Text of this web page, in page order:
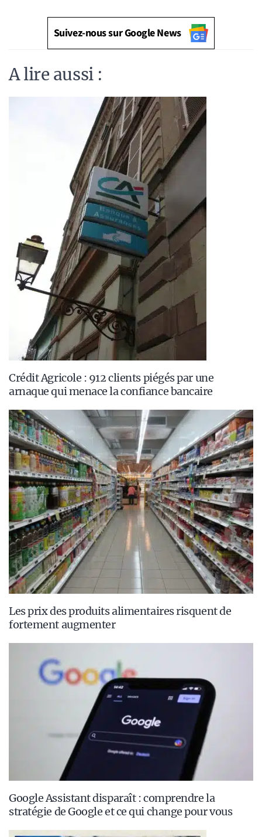
Suivez-nous sur Google News
A lire aussi :
Crédit Agricole : 912 clients piégés par une
arnaque qui menace la confiance bancaire
Les prix des produits alimentaires risquent de
fortement augmenter
Google Assistant disparaît : comprendre la
stratégie de Google et ce qui change pour vous